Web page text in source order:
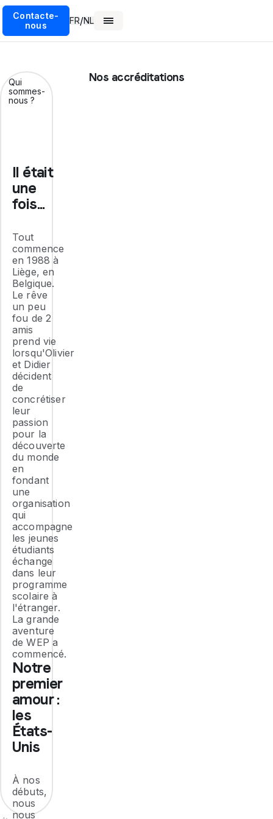
Contacte-
nous
FR/NL
Qui
sommes-
nous ?
Il était
une
fois...
Tout
commence
en 1988 à
Liège, en
Belgique.
Le rêve
un peu
fou de 2
amis
prend vie
lorsqu'Olivier
et Didier
décident
de
concrétiser
leur
passion
pour la
découverte
du monde
en
fondant
une
organisation
qui
accompagne
les jeunes
étudiants
échange
dans leur
programme
scolaire à
l'étranger.
La grande
aventure
de WEP a
commencé.
Notre
premier
amour :
les
États-
Unis
À nos
débuts,
nous
nous
Nos accréditations